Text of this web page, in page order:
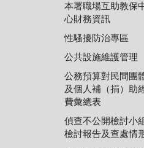
本署職場互助教保
心財務資訊
性騷擾防治專區
公共設施維護管理
公務預算對民間團
及個人補（捐）助
費彙總表
偵查不公開檢討小
檢討報告及查處情